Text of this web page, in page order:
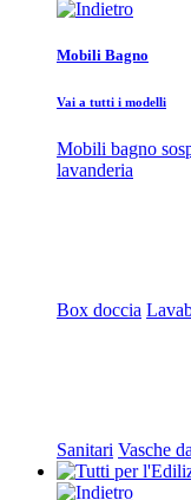
Mobili Bagno
Vai a tutti i modelli
Mobili bagno
lavanderia
Box doccia
Sanitari Vasche